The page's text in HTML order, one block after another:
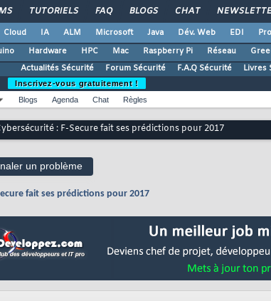
TUTORIELS FAQ BLOGS CHAT
Cloud IA ALM Microsoft Java Dév. Web EDI
Hardware HPC Mac Raspberry Pi Réseau
Actualités Sécurité
Forum Sécurité F.A.Q Sécurité Livres
Inscrivez-vous gratuitement !
Blogs Agenda Chat Règles
: F-Secure fait ses prédictions pour 2017
un problème
fait ses prédictions pour 2017